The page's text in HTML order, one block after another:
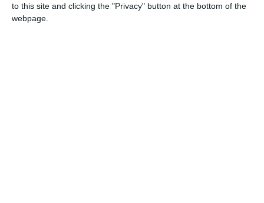
to this site and clicking the "Privacy" button at the bottom of the
webpage.